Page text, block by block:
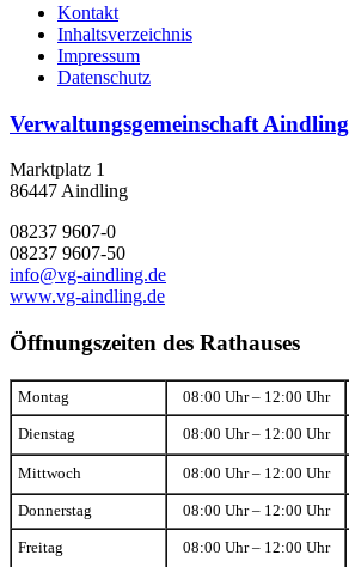
Kontakt
Inhaltsverzeichnis
Impressum
Datenschutz
Verwaltungsgemeinschaft Aindling
Marktplatz 1
86447 Aindling
08237 9607-0
08237 9607-50
info@vg-aindling.de
www.vg-aindling.de
Öffnungszeiten des Rathauses
Montag 08:00 Uhr – 12:00 Uhr
Dienstag 08:00 Uhr – 12:00 Uhr
Mittwoch 08:00 Uhr – 12:00 Uhr
Donnerstag 08:00 Uhr – 12:00 Uhr
Freitag 08:00 Uhr – 12:00 Uhr